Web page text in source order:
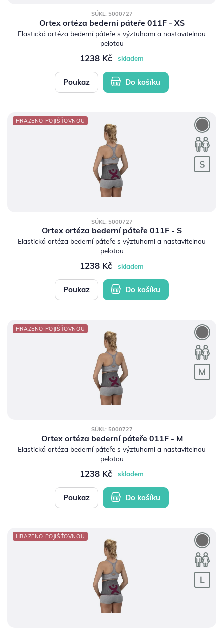
SÚKL: 5000727
Ortex ortéza bederní páteře 011F - XS
Elastická ortéza bederní páteře s výztuhami a nastavitelnou
pelotou
1238 Kč skladem
Poukaz Do košíku
HRAZENO POJIŠŤOVNOU
SÚKL: 5000727
Ortex ortéza bederní páteře 011F - S
Elastická ortéza bederní páteře s výztuhami a nastavitelnou
pelotou
1238 Kč skladem
Poukaz Do košíku
HRAZENO POJIŠŤOVNOU
SÚKL: 5000727
Ortex ortéza bederní páteře 011F - M
Elastická ortéza bederní páteře s výztuhami a nastavitelnou
pelotou
1238 Kč skladem
Poukaz Do košíku
HRAZENO POJIŠŤOVNOU